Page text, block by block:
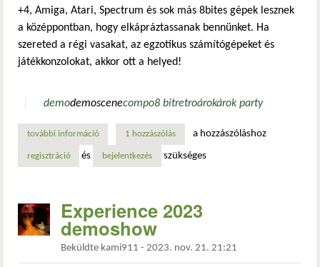
+4, Amiga, Atari, Spectrum és sok más 8bites gépek lesznek
a középpontban, hogy elkápráztassanak bennünket. Ha
szereted a régi vasakat, az egzotikus számítógépeket és
játékkonzolokat, akkor ott a helyed!
demodemoscenecompo8 bitretroárokárok party
további információismét lesz árok party, jövő hét végen! tartalommal
1 hozzászólás a hozzászóláshoz
regisztráció és bejelentkezés szükséges
Experience 2023
demoshow
Beküldte kami911 - 2023. nov. 21. 21:21